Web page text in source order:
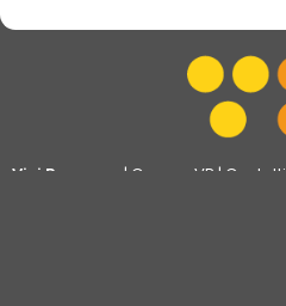
Vivi Ravenna | Gruppo VR | Contatti